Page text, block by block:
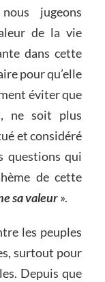
jugeons
de la vie
dans cette
pour qu’elle
éviter que
ne soit plus
et considéré
questions qui
de cette
sa valeur».
les peuples
surtout pour
Depuis que